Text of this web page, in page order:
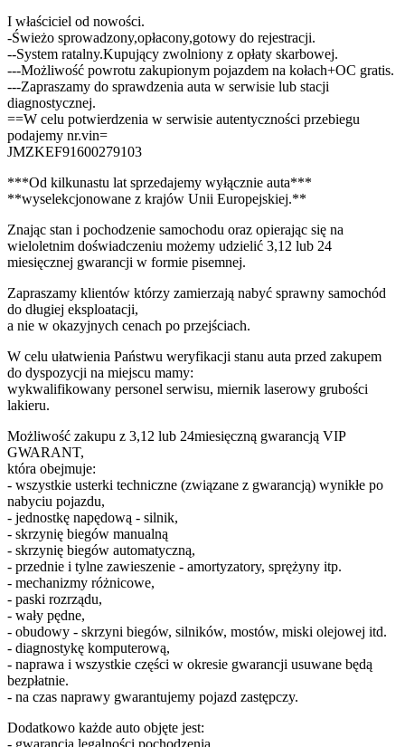
I właściciel od nowości.
-Świeżo sprowadzony,opłacony,gotowy do rejestracji.
--System ratalny.Kupujący zwolniony z opłaty skarbowej.
---Możliwość powrotu zakupionym pojazdem na kołach+OC gratis.
---Zapraszamy do sprawdzenia auta w serwisie lub stacji
diagnostycznej.
==W celu potwierdzenia w serwisie autentyczności przebiegu
podajemy nr.vin=
JMZKEF91600279103
***Od kilkunastu lat sprzedajemy wyłącznie auta***
**wyselekcjonowane z krajów Unii Europejskiej.**
Znając stan i pochodzenie samochodu oraz opierając się na
wieloletnim doświadczeniu możemy udzielić 3,12 lub 24
miesięcznej gwarancji w formie pisemnej.
Zapraszamy klientów którzy zamierzają nabyć sprawny samochód
do długiej eksploatacji,
a nie w okazyjnych cenach po przejściach.
W celu ułatwienia Państwu weryfikacji stanu auta przed zakupem
do dyspozycji na miejscu mamy:
wykwalifikowany personel serwisu, miernik laserowy grubości
lakieru.
Możliwość zakupu z 3,12 lub 24miesięczną gwarancją VIP
GWARANT,
która obejmuje:
- wszystkie usterki techniczne (związane z gwarancją) wynikłe po
nabyciu pojazdu,
- jednostkę napędową - silnik,
- skrzynię biegów manualną
- skrzynię biegów automatyczną,
- przednie i tylne zawieszenie - amortyzatory, sprężyny itp.
- mechanizmy różnicowe,
- paski rozrządu,
- wały pędne,
- obudowy - skrzyni biegów, silników, mostów, miski olejowej itd.
- diagnostykę komputerową,
- naprawa i wszystkie części w okresie gwarancji usuwane będą
bezpłatnie.
- na czas naprawy gwarantujemy pojazd zastępczy.
Dodatkowo każde auto objęte jest: